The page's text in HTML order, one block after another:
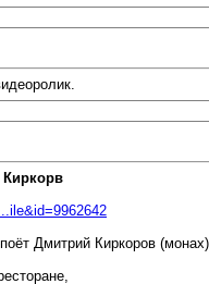
Дмитрий Киркоров (монах)